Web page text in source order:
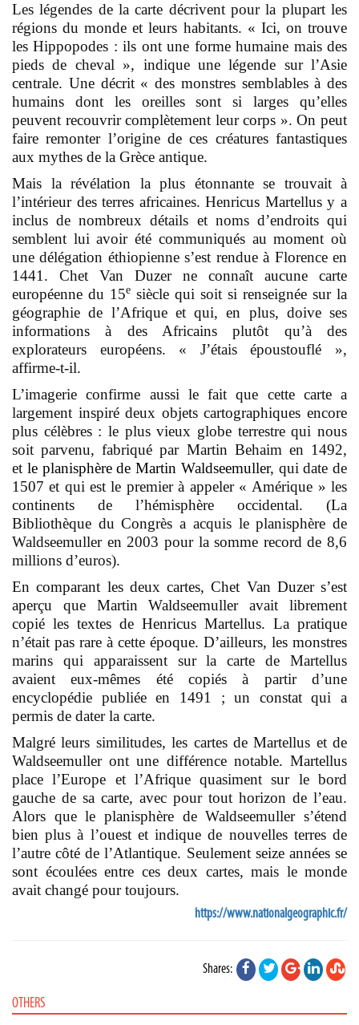
Les légendes de la carte décrivent pour la plupart les
régions du monde et leurs habitants. « Ici, on trouve
les Hippopodes : ils ont une forme humaine mais des
pieds de cheval », indique une légende sur l’Asie
centrale. Une décrit « des monstres semblables à des
humains dont les oreilles sont si larges qu’elles
peuvent recouvrir complètement leur corps ». On peut
faire remonter l’origine de ces créatures fantastiques
aux mythes de la Grèce antique.
Mais la révélation la plus étonnante se trouvait à
l’intérieur des terres africaines. Henricus Martellus y a
inclus de nombreux détails et noms d’endroits qui
semblent lui avoir été communiqués au moment où
une délégation éthiopienne s’est rendue à Florence en
1441. Chet Van Duzer ne connaît aucune carte
européenne du 15e siècle qui soit si renseignée sur la
géographie de l’Afrique et qui, en plus, doive ses
informations à des Africains plutôt qu’à des
explorateurs européens. « J’étais époustouflé »,
affirme-t-il.
L’imagerie confirme aussi le fait que cette carte a
largement inspiré deux objets cartographiques encore
plus célèbres : le plus vieux globe terrestre qui nous
soit parvenu, fabriqué par Martin Behaim en 1492,
et le planisphère de Martin Waldseemuller, qui date de
1507 et qui est le premier à appeler « Amérique » les
continents de l’hémisphère occidental. (La
Bibliothèque du Congrès a acquis le planisphère de
Waldseemuller en 2003 pour la somme record de 8,6
millions d’euros).
En comparant les deux cartes, Chet Van Duzer s’est
aperçu que Martin Waldseemuller avait librement
copié les textes de Henricus Martellus. La pratique
n’était pas rare à cette époque. D’ailleurs, les monstres
marins qui apparaissent sur la carte de Martellus
avaient eux-mêmes été copiés à partir d’une
encyclopédie publiée en 1491 ; un constat qui a
permis de dater la carte.
Malgré leurs similitudes, les cartes de Martellus et de
Waldseemuller ont une différence notable. Martellus
place l’Europe et l’Afrique quasiment sur le bord
gauche de sa carte, avec pour tout horizon de l’eau.
Alors que le planisphère de Waldseemuller s’étend
bien plus à l’ouest et indique de nouvelles terres de
l’autre côté de l’Atlantique. Seulement seize années se
sont écoulées entre ces deux cartes, mais le monde
avait changé pour toujours.
https://www.nationalgeographic.fr/
Shares:
OTHERS